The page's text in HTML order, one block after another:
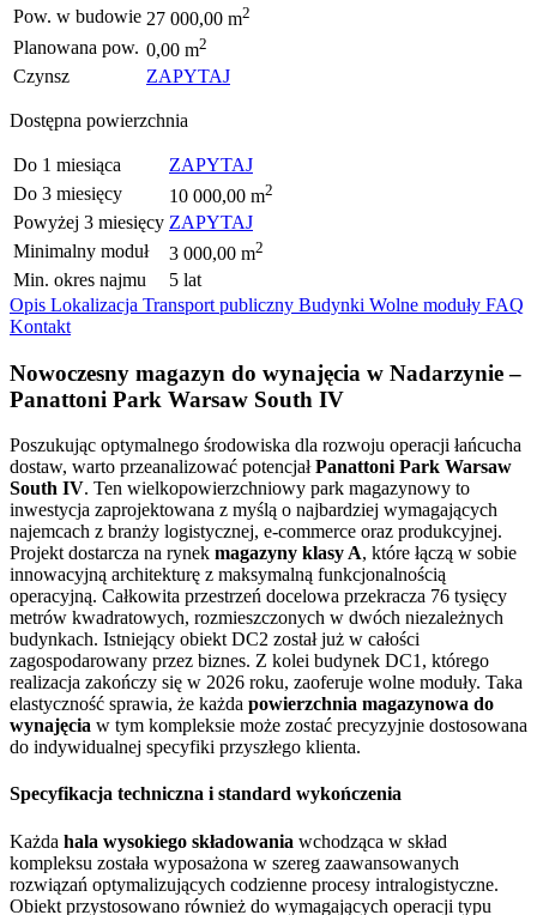
Pow. w budowie 27 000,00 m2
Planowana pow. 0,00 m2
Czynsz ZAPYTAJ
Dostępna powierzchnia
Do 1 miesiąca
ZAPYTAJ
Do 3 miesięcy
10 000,00 m2
Powyżej 3 miesięcy ZAPYTAJ
Minimalny moduł
3 000,00 m2
Min. okres najmu
5 lat
Opis Lokalizacja Transport publiczny Budynki Wolne moduły FAQ
Kontakt
Nowoczesny magazyn do wynajęcia w Nadarzynie –
Panattoni Park Warsaw South IV
Poszukując optymalnego środowiska dla rozwoju operacji łańcucha
dostaw, warto przeanalizować potencjałPanattoni Park Warsaw
South IV. Ten wielkopowierzchniowy park magazynowy to
inwestycja zaprojektowana z myślą o najbardziej wymagających
najemcach z branży logistycznej, e-commerce oraz produkcyjnej.
Projekt dostarcza na rynek magazyny klasy A, które łączą w sobie
innowacyjną architekturę z maksymalną funkcjonalnością
operacyjną. Całkowita przestrzeń docelowa przekracza 76 tysięcy
metrów kwadratowych, rozmieszczonych w dwóch niezależnych
budynkach. Istniejący obiekt DC2 został już w całości
zagospodarowany przez biznes. Z kolei budynek DC1, którego
realizacja zakończy się w 2026 roku, zaoferuje wolne moduły. Taka
elastyczność sprawia, że każda powierzchnia magazynowa do
wynajęcia w tym kompleksie może zostać precyzyjnie dostosowana
do indywidualnej specyfiki przyszłego klienta.
Specyfikacja techniczna i standard wykończenia
Każda hala wysokiego składowania wchodząca w skład
kompleksu została wyposażona w szereg zaawansowanych
rozwiązań optymalizujących codzienne procesy intralogistyczne.
Obiekt przystosowano również do wymagających operacji typu